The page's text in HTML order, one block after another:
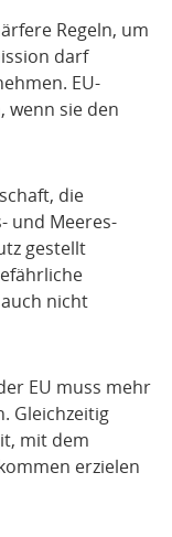
Regeln, um
darf
EU-
wenn sie den
die
und Meeres-
gestellt
nicht
EU muss mehr
Gleichzeitig
mit dem
erzielen